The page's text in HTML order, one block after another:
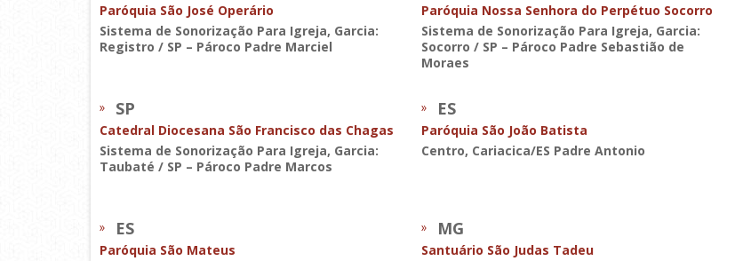
Paróquia São José Operário
Sistema de Sonorização Para Igreja, Garcia:
Registro / SP – Pároco Padre Marciel
Paróquia Nossa Senhora do Perpétuo Socorro
Sistema de Sonorização Para Igreja, Garcia:
Socorro / SP – Pároco Padre Sebastião de
Moraes
SP
Catedral Diocesana São Francisco das Chagas
Sistema de Sonorização Para Igreja, Garcia:
Taubaté / SP – Pároco Padre Marcos
ES
Paróquia São João Batista
Centro, Cariacica/ES Padre Antonio
ES
Paróquia São Mateus
MG
Santuário São Judas Tadeu